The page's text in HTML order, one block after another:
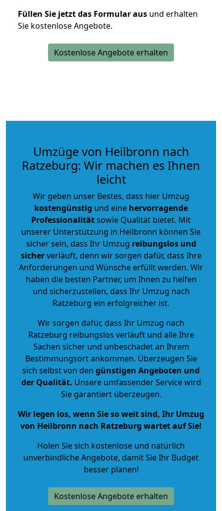
Füllen Sie jetzt das Formular aus und erhalten
Sie kostenlose Angebote.
Kostenlose Angebote erhalten
Umzüge von Heilbronn nach
Ratzeburg: Wir machen es Ihnen
leicht
Wir geben unser Bestes, dass hier Umzug
kostengünstig und eine hervorragende
Professionalitätsowie Qualität bietet. Mit
unserer Unterstützung in Heilbronn können Sie
sicher sein, dass Ihr Umzug reibungslos und
sicherverläuft, denn wir sorgen dafür, dass Ihre
Anforderungen und Wünsche erfüllt werden. Wir
haben die besten Partner, um Ihnen zu helfen
und sicherzustellen, dass Ihr Umzug nach
Ratzeburg ein erfolgreicher ist.
Wir sorgen dafür, dass Ihr Umzug nach
Ratzeburg reibungslos verläuft und alle Ihre
Sachen sicher und unbeschadet an Ihrem
Bestimmungsort ankommen. Überzeugen Sie
sich selbst von den günstigen Angeboten und
der Qualität. Unsere umfassender Service wird
Sie garantiert überzeugen.
Wir legen los, wenn Sie so weit sind, Ihr Umzug
von Heilbronn nach Ratzeburg wartet auf Sie!
Holen Sie sich kostenlose und natürlich
unverbindliche Angebote, damit Sie Ihr Budget
besser planen!
Kostenlose Angebote erhalten